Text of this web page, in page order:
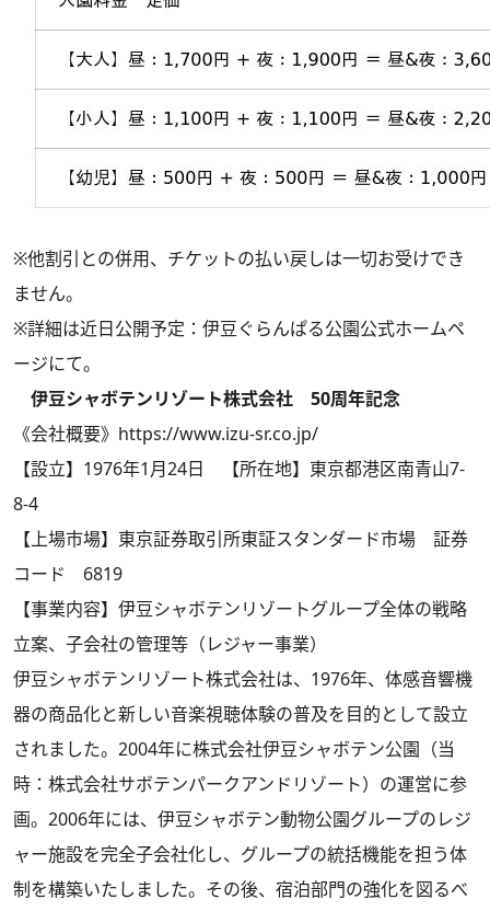
※他割引との併用、チケットの払い戻しは一切お受けでき
ません。
※詳細は近日公開予定：伊豆ぐらんぱる公園公式ホームペ
ージにて。
伊豆シャボテンリゾート株式会社 50周年記念
《会社概要》 https://www.izu-sr.co.jp/
【設立】1976年1月24日 【所在地】東京都港区南青山7-
8-4
【上場市場】東京証券取引所東証スタンダード市場 証券
コード 6819
【事業内容】伊豆シャボテンリゾートグループ全体の戦略
立案、子会社の管理等（レジャー事業）
伊豆シャボテンリゾート株式会社は、1976年、体感音響機
器の商品化と新しい音楽視聴体験の普及を目的として設立
されました。2004年に株式会社伊豆シャボテン公園（当
時：株式会社サボテンパークアンドリゾート）の運営に参
画。2006年には、伊豆シャボテン動物公園グループのレジ
ャー施設を完全子会社化し、グループの統括機能を担う体
制を構築いたしました。その後、宿泊部門の強化を図るべ